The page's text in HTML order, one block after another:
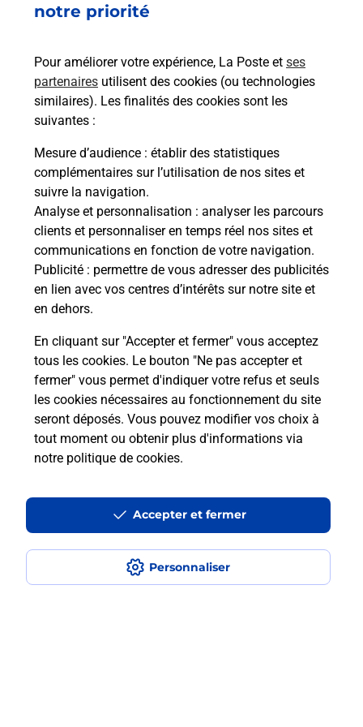
notre priorité
Pour améliorer votre expérience, La Poste et ses
partenaires utilisent des cookies (ou technologies
similaires). Les finalités des cookies sont les
suivantes :
Mesure d’audience : établir des statistiques
complémentaires sur l’utilisation de nos sites et
suivre la navigation.
Analyse et personnalisation : analyser les parcours
clients et personnaliser en temps réel nos sites et
communications en fonction de votre navigation.
Publicité : permettre de vous adresser des publicités
en lien avec vos centres d’intérêts sur notre site et
en dehors.
En cliquant sur "Accepter et fermer" vous acceptez
tous les cookies. Le bouton "Ne pas accepter et
fermer" vous permet d'indiquer votre refus et seuls
les cookies nécessaires au fonctionnement du site
seront déposés. Vous pouvez modifier vos choix à
tout moment ou obtenir plus d'informations via
notre politique de cookies.
Personnaliser
Accepter et fermer
Acheter un iPhone neuf ou reconditionné
Vous recherchez un smartphone pas cher proche
de chez vous ? Découvrez notre offre de
téléphones iPhone Apple dans vos bureaux de
Poste à MEZIN (47170) !
En savoir plus
Questions fréquemment posées
Comment retourner un colis acheté
en ligne depuis votre boîte aux lettres
Comment envoyer un colis ou faire un
retour chez un e-commerçant sans se
déplacer ?
Envoyer un petit colis au meilleur